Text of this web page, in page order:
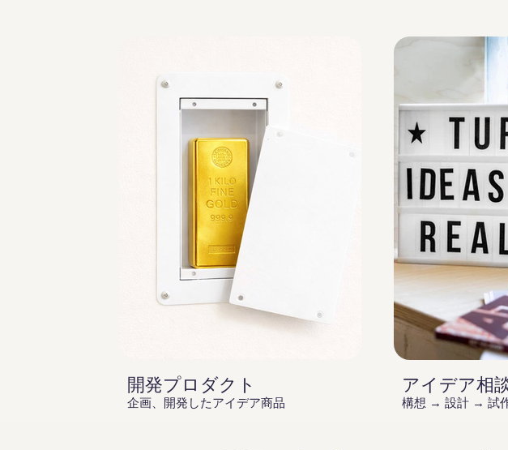
開発プロダクト
企画、開発したアイデア商品
アイデア相
構想 → 設計 → 試